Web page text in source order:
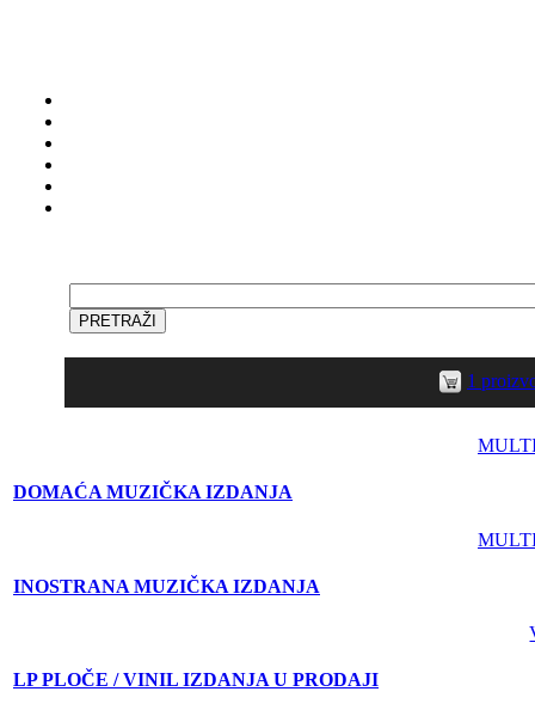
1
DOMAĆA MUZIČKA IZDANJA
INOSTRANA MUZIČKA IZDANJA
LP PLOČE / VINIL IZDANJA U PRODAJI